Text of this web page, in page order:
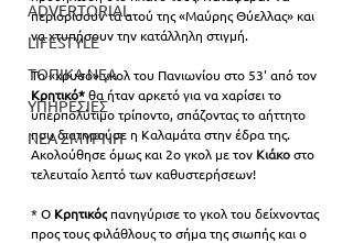
ADVERTORIAL
LIFESTYLE
ΤΟΠΙΚΑ ΝΕΑ
ΥΠΗΡΕΣΙΕΣ
ΝΕΑ ΣΜΥΡΝΗ
περιορίσουν τα ατού της «Μαύρης Θύελλας» και
να χτυπήσουν την κατάλληλη στιγμή.
Το «χρυσό» γκολ του Πανιωνίου στο 53' από τον
Κρητικό* θα ήταν αρκετό για να χαρίσει το
υπερπολύτιμο τρίποντο, σπάζοντας το αήττητο
που διατηρούσε η Καλαμάτα στην έδρα της.
Ακολούθησε όμως και 2ο γκολ με τον Κιάκο στο
τελευταίο λεπτό των καθυστερήσεων!
* Ο Κρητικός πανηγύρισε το γκολ του δείχνοντας
προς τους φιλάθλους το σήμα της σιωπής και ο